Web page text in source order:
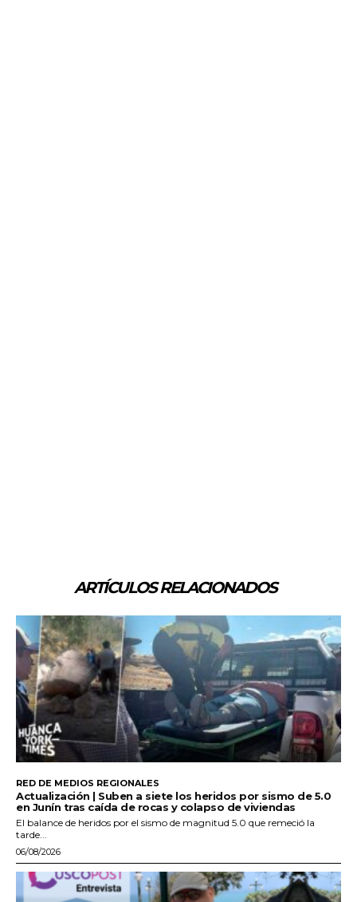
ARTÍCULOS RELACIONADOS
RED DE MEDIOS REGIONALES
Actualización | Suben a siete los heridos por sismo de 5.0
en Junín tras caída de rocas y colapso de viviendas
El balance de heridos por el sismo de magnitud 5.0 que remeció la
tarde...
06/08/2026